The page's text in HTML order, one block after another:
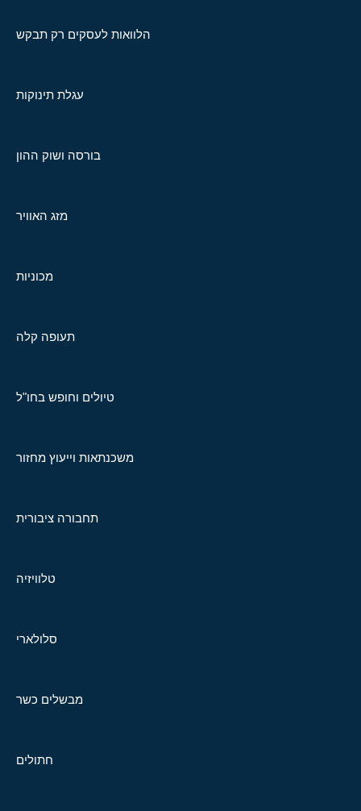
הלוואות לעסקים רק תבקש
עגלת תינוקות
בורסה ושוק ההון
מזג האוויר
מכוניות
תעופה קלה
טיולים וחופש בחו"ל
משכנתאות וייעוץ מחזור
תחבורה ציבורית
טלוויזיה
סלולארי
מבשלים כשר
חתולים